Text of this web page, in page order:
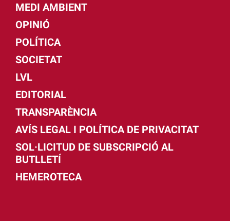
MEDI AMBIENT
OPINIÓ
POLÍTICA
SOCIETAT
LVL
EDITORIAL
TRANSPARÈNCIA
AVÍS LEGAL I POLÍTICA DE PRIVACITAT
SOL·LICITUD DE SUBSCRIPCIÓ AL
BUTLLETÍ
HEMEROTECA